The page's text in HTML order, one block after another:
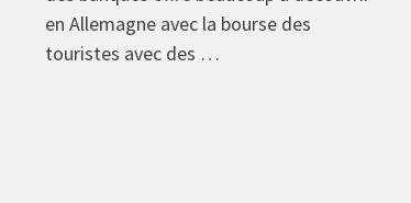
en Allemagne avec la bourse des
touristes avec des …